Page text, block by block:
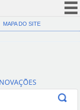
(COVID-19)
Canais
MAPA DO SITE